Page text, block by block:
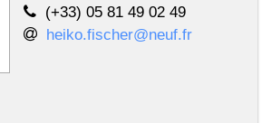
(+33) 05 81 49 02 49
heiko.fischer@neuf.fr